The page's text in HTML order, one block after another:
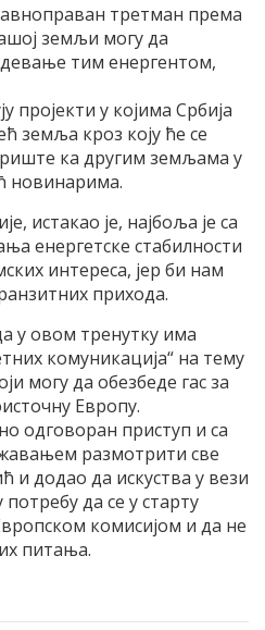
третман према
земљи могу да
тим енергентом,
пројекти у којима Србија
земља кроз коју ће се
ка другим земљама у
новинарима.
истакао је, најбоља је са
енергетске стабилности
интереса, јер би нам
прихода.
у овом тренутку има
комуникација“ на тему
могу да обезбеде гас за
Европу.
одговоран приступ и са
размотрити све
и додао да искуства у вези
да се у старту
комисијом и да не
питања.